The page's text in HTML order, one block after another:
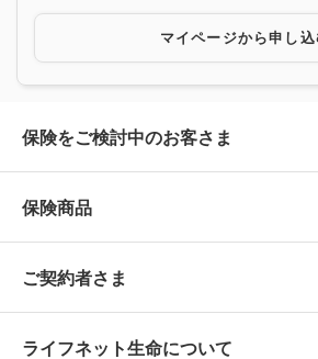
マイページから申し込
保険をご検討中のお客さま
保険の選び方
保険選びで迷っている方はチェック！
保険の基礎知識や選び方を解説！
保険商品
保険商品一覧
万が一に備える
ご契約者さま
ライフネット生命について